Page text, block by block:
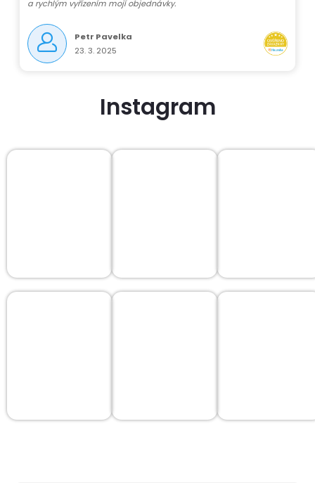
a rychlým vyřízením mojí objednávky.
Petr Pavelka
23. 3. 2025
Instagram